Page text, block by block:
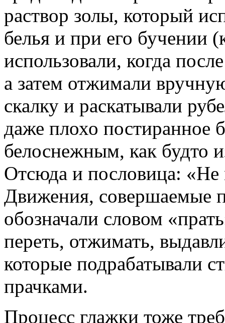
раствор золы, который
белья и при его бучении
использовали, когда
а затем отжимали
скалку и раскатывали
даже плохо постиранное
белоснежным, как будто
Отсюда и пословица:
Движения, совершаемые
обозначали словом
переть, отжимать,
которые подрабатывали
прачками.
Процесс глажки тоже